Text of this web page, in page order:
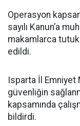
Operasyon
sayılı Kanun’a
makamlarca
edildi.
Isparta İl
güvenliğin
kapsamında
bildirdi.